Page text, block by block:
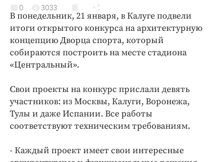
Недвижимость и ЖКХ
Образование
Общество
Погода
Праздники
Спорт
Экономика и бизнес
ПРОЕКТЫ
Блоги
0 3033
В понедельник, 21 января, в Калуге подвели
итоги открытого конкурса на архитектурную
концепцию Дворца спорта, который
собираются построить на месте стадиона
«Центральный».
Свои проекты на конкурс прислали девять
участников: из Москвы, Калуги, Воронежа,
Тулы и даже Испании. Все работы
соответствуют техническим требованиям.
- Каждый проект имеет свои интересные